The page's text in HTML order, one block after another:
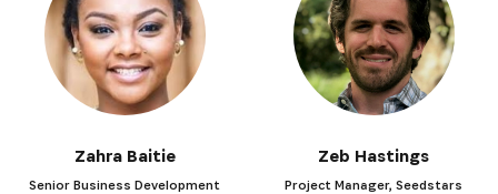
Zahra Baitie
Senior Business Development
Zeb Hastings
Project Manager, Seedstars